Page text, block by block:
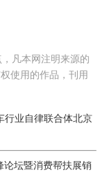
凡本网注明来源的
使用的作品，刊用
行业自律联合体北京
论坛暨消费帮扶展销